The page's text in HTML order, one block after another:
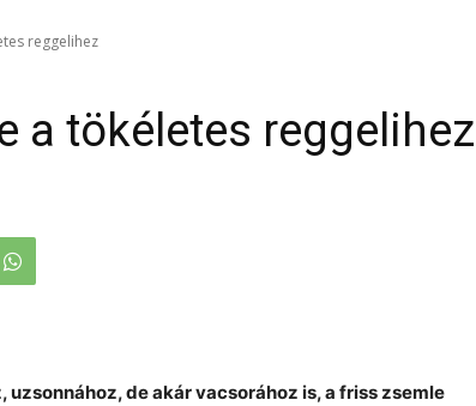
reggelihez
a tökéletes reggelihez
de akár vacsorához is, a friss zsemle